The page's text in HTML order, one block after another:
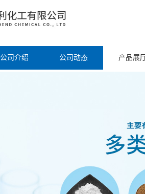
公司介绍 公司动态 产品展